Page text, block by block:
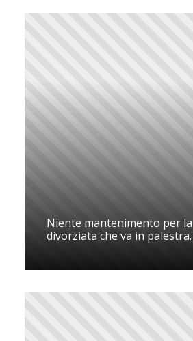
Niente mantenimento per
divorziata che va in